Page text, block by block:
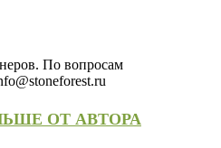
По вопросам
ОТ АВТОРА